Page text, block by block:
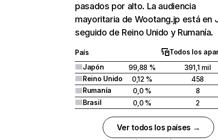
pasados por alto. La audiencia
mayoritaria de Wootang.jp está en
seguido de Reino Unido y Rumanía.
País
Todos los
Japón
99,88 %
391,1 mil
Reino Unido
0,12 %
458
Rumanía
0,0 %
8
Brasil
0,0 % 2
Ver todos los países →